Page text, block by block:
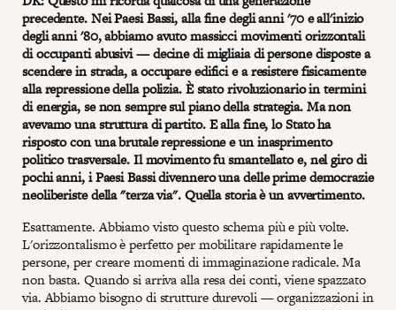
precedente. Nei Paesi Bassi, alla fine degli anni '70 e all'inizio
degli anni '80, abbiamo avuto massicci movimenti orizzontali
di occupanti abusivi — decine di migliaia di persone disposte a
scendere in strada, a occupare edifici e a resistere fisicamente
alla repressione della polizia. È stato rivoluzionario in termini
di energia, se non sempre sul piano della strategia. Ma non
avevamo una struttura di partito. E alla fine, lo Stato ha
risposto con una brutale repressione e un inasprimento
politico trasversale. Il movimento fu smantellato e, nel giro di
pochi anni, i Paesi Bassi divennero una delle prime democrazie
neoliberiste della "terza via". Quella storia è un avvertimento.
Esattamente. Abbiamo visto questo schema più e più volte.
L'orizzontalismo è perfetto per mobilitare rapidamente le
persone, per creare momenti di immaginazione radicale. Ma
non basta. Quando si arriva alla resa dei conti, viene spazzato
via. Abbiamo bisogno di strutture durevoli — organizzazioni in